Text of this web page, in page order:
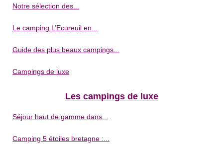
Notre sélection des...
Le camping L’Ecureuil en...
Guide des plus beaux campings...
Campings de luxe
Les campings de luxe
Séjour haut de gamme dans...
Camping 5 étoiles bretagne :...